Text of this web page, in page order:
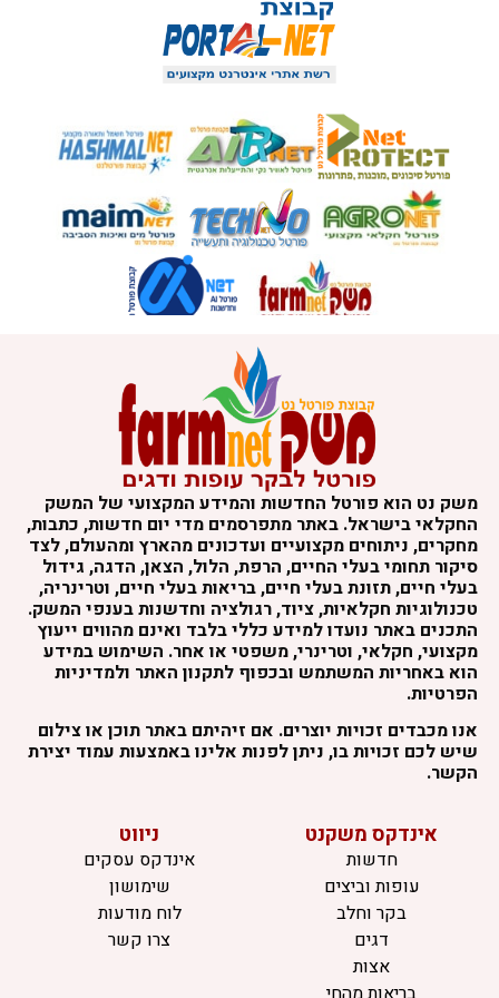
משק נט הוא פורטל החדשות והמידע המקצועי של המשק
החקלאי בישראל. באתר מתפרסמים מדי יום חדשות, כתבות,
מחקרים, ניתוחים מקצועיים ועדכונים מהארץ ומהעולם, לצד
סיקור תחומי בעלי החיים, הרפת, הלול, הצאן, הדגה, גידול
בעלי חיים, תזונת בעלי חיים, בריאות בעלי חיים, וטרינריה,
טכנולוגיות חקלאיות, ציוד, רגולציה וחדשנות בענפי המשק.
התכנים באתר נועדו למידע כללי בלבד ואינם מהווים ייעוץ
מקצועי, חקלאי, וטרינרי, משפטי או אחר. השימוש במידע
הוא באחריות המשתמש ובכפוף לתקנון האתר ולמדיניות
הפרטיות.
אנו מכבדים זכויות יוצרים. אם זיהיתם באתר תוכן או צילום
שיש לכם זכויות בו, ניתן לפנות אלינו באמצעות עמוד יצירת
הקשר.
אינדקס משקנט
חדשות
עופות וביצים
בקר וחלב
דגים
אצות
ניווט
אינדקס עסקים
שימושון
לוח מודעות
צרו קשר